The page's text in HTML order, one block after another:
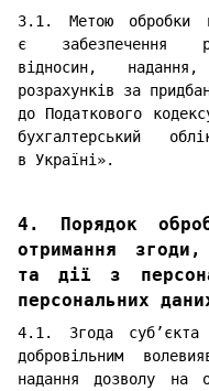
3.1. Метою обробки
є забезпечення
відносин,
розрахунків за
до Податкового
бухгалтерський
в Україні».
4. Порядок
отримання
та дії з
персональних
4.1. Згода суб’єкта
добровільним
надання дозволу на